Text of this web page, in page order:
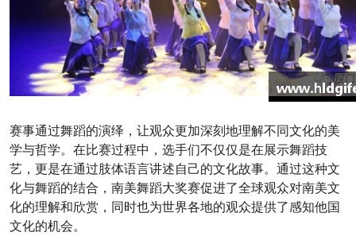
赛事通过舞蹈的演绎，让观众更加深刻地理解不同文化的美
学与哲学。在比赛过程中，选手们不仅仅是在展示舞蹈技
艺，更是在通过肢体语言讲述自己的文化故事。通过这种文
化与舞蹈的结合，南美舞蹈大奖赛促进了全球观众对南美文
化的理解和欣赏，同时也为世界各地的观众提供了感知他国
文化的机会。